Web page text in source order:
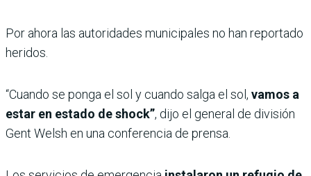
Por ahora las autoridades municipales no han reportado
heridos.
“Cuando se ponga el sol y cuando salga el sol, vamos a
estar en estado de shock”, dijo el general de división
Gent Welsh en una conferencia de prensa.